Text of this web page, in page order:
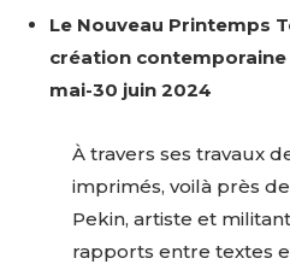
Le Nouveau Printemps
création contemporaine
mai-30 juin 2024
À travers ses travaux
imprimés, voilà près
Pekin, artiste et
rapports entre textes